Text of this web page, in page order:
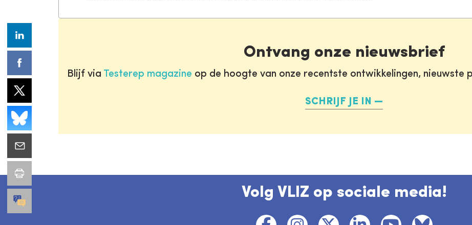
Ontvang onze nieuwsbrief
Blijf via Testerep magazine op de hoogte van onze recentste ontwikkelingen, nieuwste
SCHRIJF JE IN
Volg VLIZ op sociale media!